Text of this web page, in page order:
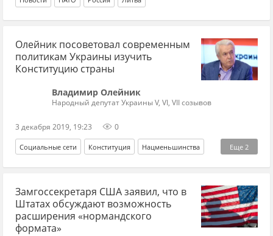
Олейник посоветовал современным
политикам Украины изучить
Конституцию страны
Владимир Олейник
Народный депутат Украины V, VI, VII созывов
3 декабря 2019, 19:23 0
Еще 2
Социальные сети Конституция Нацменьшинства
Венгрия венгры Закарпатья
Замгоссекретаря США заявил, что в
Штатах обсуждают возможность
расширения «нормандского
формата»